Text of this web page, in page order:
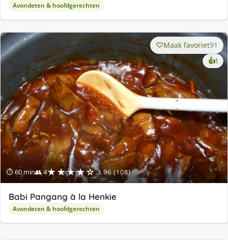
Avondeten & hoofdgerechten
⏱ 60 min👥 4★★★★☆ 3.96 (108)
Maak favoriet91
👍1
Babi Pangang à la Henkie
Avondeten & hoofdgerechten